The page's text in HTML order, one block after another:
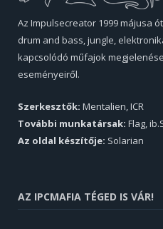
Az Impulsecreator 1999 májusa
drum and bass, jungle,
kapcsolódó műfajok
eseményeiről.
Szerkesztők: Mentalien, ICR
További munkatársak: Flag,
Az oldal készítője: Solarian
AZ IPCMAFIA TÉGED IS VÁR!